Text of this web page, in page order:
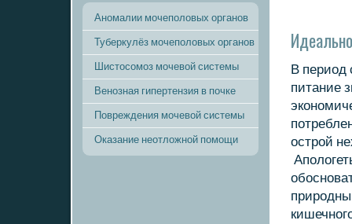
Аномалии мочеполовых органов
Туберкулёз мочеполовых органов
Шистосомоз мочевой системы
Венозная гипертензия в почке
Повреждения мочевой системы
Оказание неотложной помощи
В период
питание
острой